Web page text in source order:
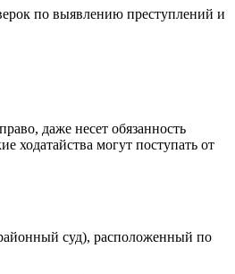
по выявлению преступлений и
даже несет обязанность
ходатайства могут поступать от
суд), расположенный по